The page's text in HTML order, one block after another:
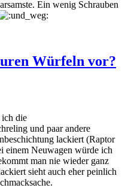
Ein wenig Schrauben
Würfeln vor?
ich die
und paar andere
lackiert (Raptor
einem Neuwagen würde ich
man nie wieder ganz
sieht auch eher peinlich